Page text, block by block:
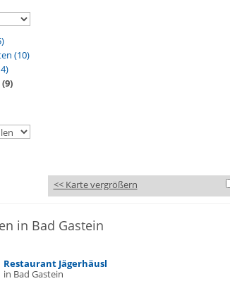
(10)
<< Karte vergrößern
in Bad Gastein
Restaurant Jägerhäusl
in Bad Gastein